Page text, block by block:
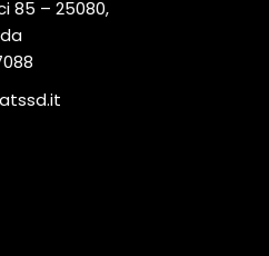
85 – 25080,